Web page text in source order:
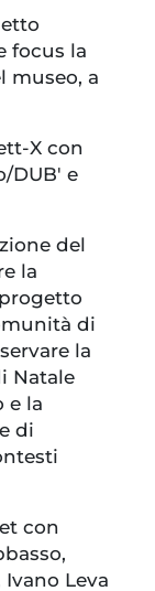
focus la
museo, a
X con
DUB' e
del
la
di
la
Natale
e la
di
con
Leva